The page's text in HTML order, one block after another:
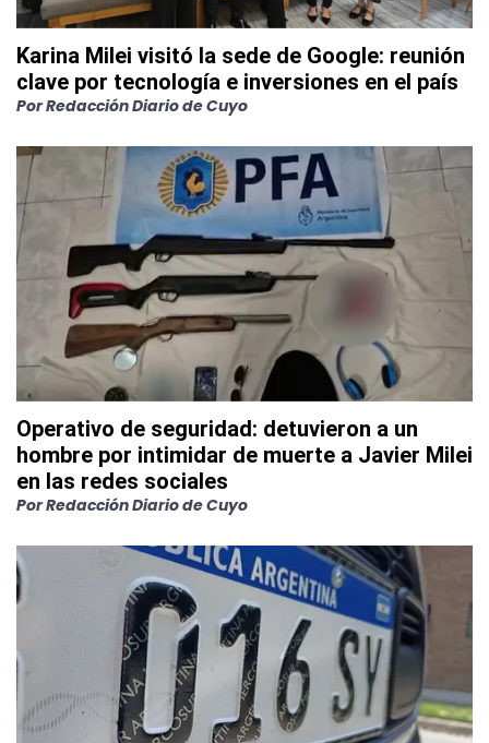
Karina Milei visitó la sede de Google: reunión
clave por tecnología e inversiones en el país
PorRedacción Diario de Cuyo
Operativo de seguridad: detuvieron a un
hombre por intimidar de muerte a Javier Milei
en las redes sociales
PorRedacción Diario de Cuyo